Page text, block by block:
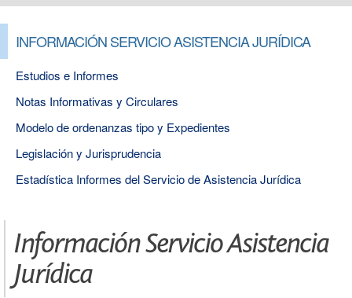
INFORMACIÓN SERVICIO ASISTENCIA JURÍDICA
Estudios e Informes
Notas Informativas y Circulares
Modelo de ordenanzas tipo y Expedientes
Legislación y Jurisprudencia
Estadística Informes del Servicio de Asistencia Jurídica
Información Servicio Asistencia
Jurídica